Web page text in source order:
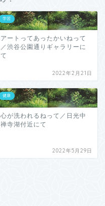
学習
アートってあったかいねって
／渋谷公園通りギャラリーに
て
2022年2月21日
健康
心が洗われるねって／日光中
禅寺湖付近にて
2022年5月29日